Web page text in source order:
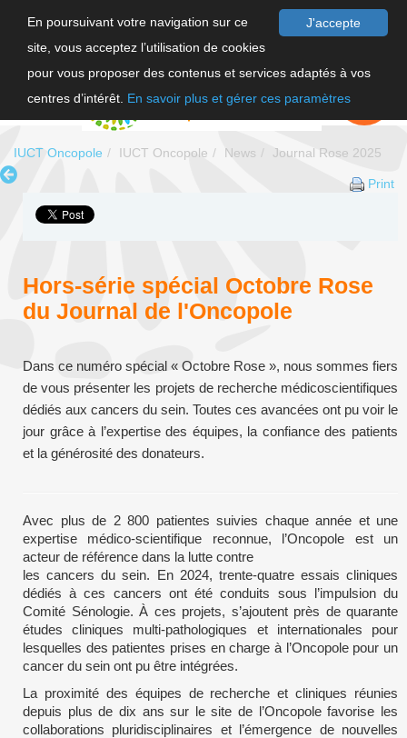
J'accepte
En poursuivant votre navigation sur ce
site, vous acceptez l’utilisation de cookies
pour vous proposer des contenus et services adaptés à vos
centres d’intérêt. En savoir plus et gérer ces paramètres
FAIRE UN
DON
IUCT Oncopole IUCT Oncopole News Journal Rose 2025
Print
Hors-série spécial Octobre Rose
du Journal de l'Oncopole
Dans ce numéro spécial « Octobre Rose », nous sommes fiers
de vous présenter les projets de recherche médicoscientifiques
dédiés aux cancers du sein. Toutes ces avancées ont pu voir le
jour grâce à l’expertise des équipes, la confiance des patients
et la générosité des donateurs.
Avec plus de 2 800 patientes suivies chaque année et une
expertise médico-scientifique reconnue, l’Oncopole est un
acteur de référence dans la lutte contre
les cancers du sein. En 2024, trente-quatre essais cliniques
dédiés à ces cancers ont été conduits sous l’impulsion du
Comité Sénologie. À ces projets, s’ajoutent près de quarante
études cliniques multi-pathologiques et internationales pour
lesquelles des patientes prises en charge à l’Oncopole pour un
cancer du sein ont pu être intégrées.
La proximité des équipes de recherche et cliniques réunies
depuis plus de dix ans sur le site de l’Oncopole favorise les
collaborations pluridisciplinaires et l’émergence de nouvelles